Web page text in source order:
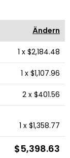
Ändern
1 x $2,184.48
1 x $1,107.96
2 x $401.56
1 x $1,358.77
$5,398.63